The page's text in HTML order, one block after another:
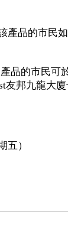
品的市民如
的市民可
友邦九龍大
五）